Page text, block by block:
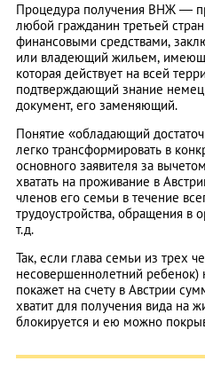
Процедура получения ВНЖ —
любой гражданин третьей
финансовыми средствами,
или владеющий жильем,
которая действует на всей
подтверждающий знание
документ, его заменяющий.
Понятие «обладающий
легко трансформировать в
основного заявителя за
хватать на проживание в
членов его семьи в течение
трудоустройства, обращения в
т.д.
Так, если глава семьи из трех
несовершеннолетний
покажет на счету в Австрии
хватит для получения вида на
блокируется и ею можно